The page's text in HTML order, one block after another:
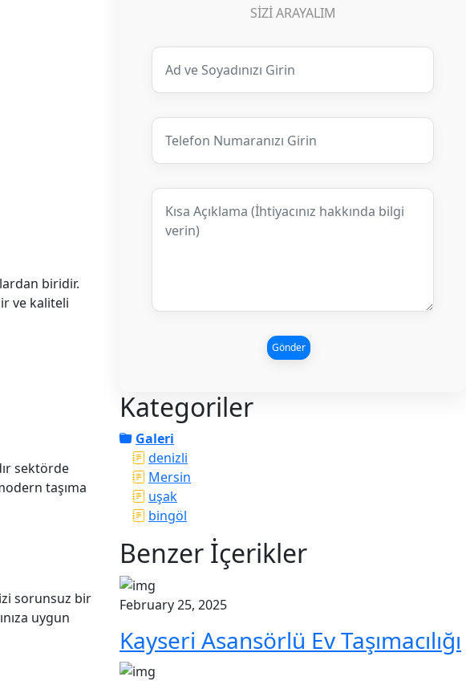
biridir.
ve kaliteli
sektörde
taşıma
sorunsuz bir
uygun
SIZI ARAYALIM
Gönder
Kategoriler
Galeri
denizli
Mersin
uşak
bingöl
Benzer İçerikler
February 25, 2025
Kayseri Asansörlü Ev Taşımacılığı